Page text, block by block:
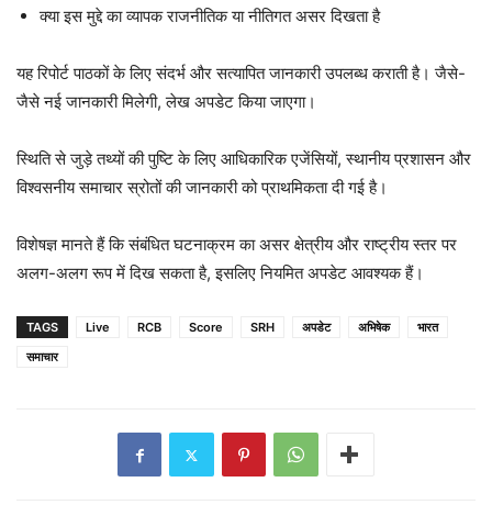
क्या इस मुद्दे का व्यापक राजनीतिक या नीतिगत असर दिखता है
यह रिपोर्ट पाठकों के लिए संदर्भ और सत्यापित जानकारी उपलब्ध कराती है। जैसे-
जैसे नई जानकारी मिलेगी, लेख अपडेट किया जाएगा।
स्थिति से जुड़े तथ्यों की पुष्टि के लिए आधिकारिक एजेंसियों, स्थानीय प्रशासन और
विश्वसनीय समाचार स्रोतों की जानकारी को प्राथमिकता दी गई है।
विशेषज्ञ मानते हैं कि संबंधित घटनाक्रम का असर क्षेत्रीय और राष्ट्रीय स्तर पर
अलग-अलग रूप में दिख सकता है, इसलिए नियमित अपडेट आवश्यक हैं।
TAGS Live RCB Score SRH अपडेट अभिषेक
भारत
समाचार